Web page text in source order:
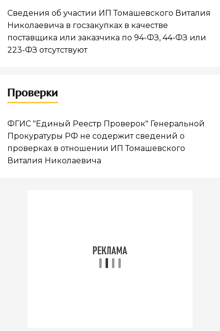
Сведения об участии ИП Томашевского Виталия
Николаевича в госзакупках в качестве
поставщика или заказчика по 94-ФЗ, 44-ФЗ или
223-ФЗ отсутствуют
Проверки
ФГИС "Единый Реестр Проверок" Генеральной
Прокуратуры РФ не содержит сведений о
проверках в отношении ИП Томашевского
Виталия Николаевича